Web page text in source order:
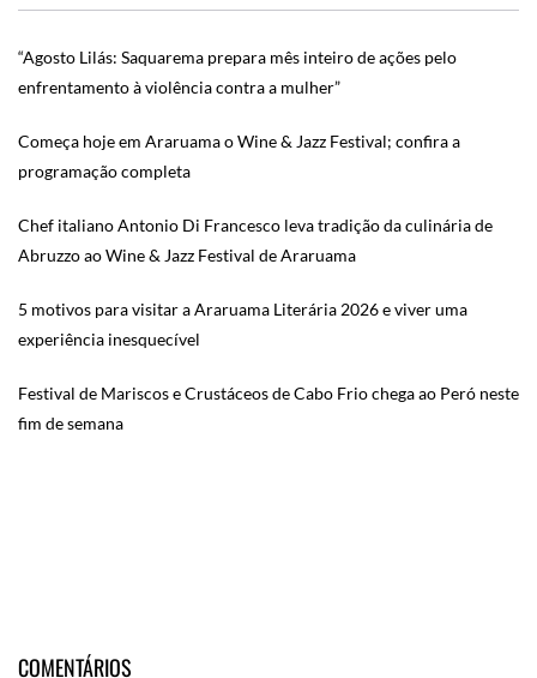
“Agosto Lilás: Saquarema prepara mês inteiro de ações pelo
enfrentamento à violência contra a mulher”
Começa hoje em Araruama o Wine & Jazz Festival; confira a
programação completa
Chef italiano Antonio Di Francesco leva tradição da culinária de
Abruzzo ao Wine & Jazz Festival de Araruama
5 motivos para visitar a Araruama Literária 2026 e viver uma
experiência inesquecível
Festival de Mariscos e Crustáceos de Cabo Frio chega ao Peró neste
fim de semana
COMENTÁRIOS